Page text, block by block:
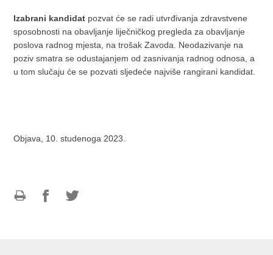
Izabrani kandidat pozvat će se radi utvrđivanja zdravstvene
sposobnosti na obavljanje liječničkog pregleda za obavljanje
poslova radnog mjesta, na trošak Zavoda. Neodazivanje na
poziv smatra se odustajanjem od zasnivanja radnog odnosa, a
u tom slučaju će se pozvati sljedeće najviše rangirani kandidat.
Objava, 10. studenoga 2023.